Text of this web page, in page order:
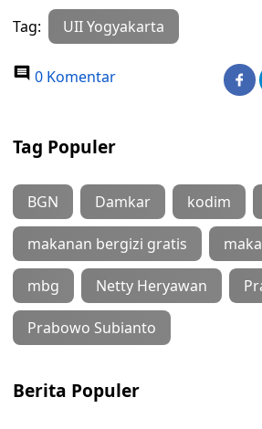
Tag: UII Yogyakarta
0 Komentar
Tag Populer
BGN Damkar kodim
makanan bergizi gratis
mbg Netty Heryawan
Prabowo Subianto
Berita Populer